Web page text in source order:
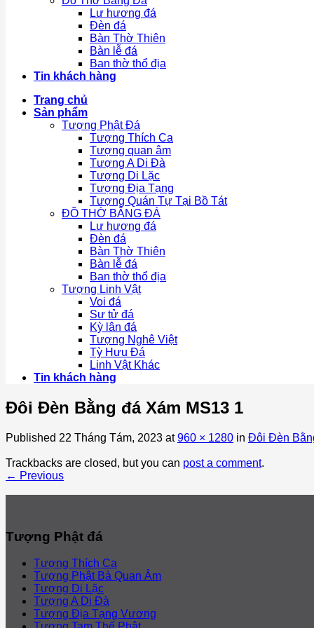
Lư hương đá
Đèn đá
Bàn Thờ Thiên
Bàn lễ đá
Ban thờ thổ địa
Tin khách hàng
Trang chủ
Sản phẩm
Tượng Phật Đá
Tượng Thích Ca
Tượng quan âm
Tượng A Di Đà
Tượng Di Lặc
Tượng Địa Tạng
Tượng Quán Tự Tại Bồ Tát
ĐỒ THỜ BẰNG ĐÁ
Lư hương đá
Đèn đá
Bàn Thờ Thiên
Bàn lễ đá
Ban thờ thổ địa
Tượng Linh Vật
Voi đá
Sư tử đá
Kỳ lân đá
Tượng Nghê Việt
Tỳ Hưu Đá
Linh Vật Khác
Tin khách hàng
Đôi Đèn Bằng đá Xám MS13 1
Published 22 Tháng Tám, 2023 at960 × 1280 in Đôi Đèn
Trackbacks are closed, but you can post a comment.
← Previous
Tượng Phật đá
Tượng Thích Ca
Tượng Phật Bà Quan Âm
Tượng Di Lặc
Tượng A Di Đà
Tượng Địa Tạng Vương